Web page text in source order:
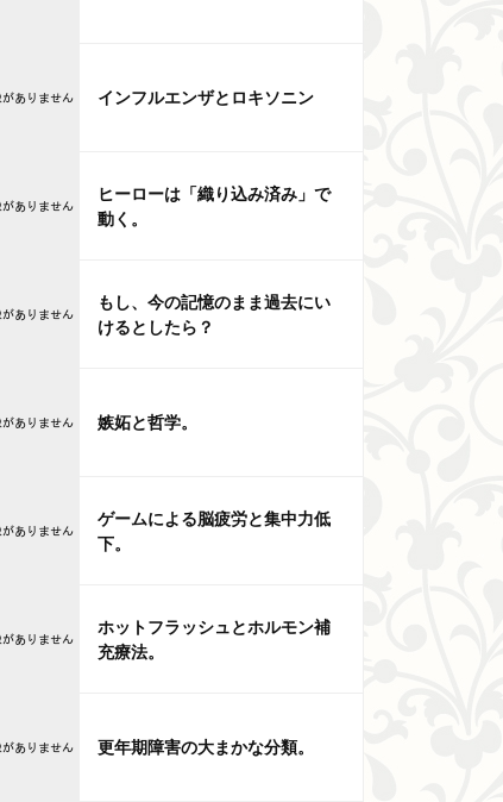
インフルエンザとロキソニン
ヒーローは「織り込み済み」で
動く。
もし、今の記憶のまま過去にい
けるとしたら？
嫉妬と哲学。
ゲームによる脳疲労と集中力低
下。
ホットフラッシュとホルモン補
充療法。
更年期障害の大まかな分類。